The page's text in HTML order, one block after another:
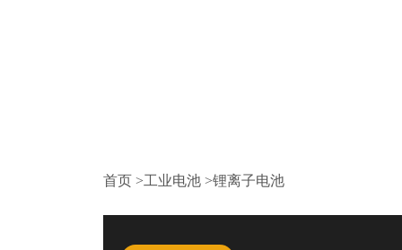
首页 >工业电池 >锂离子电池